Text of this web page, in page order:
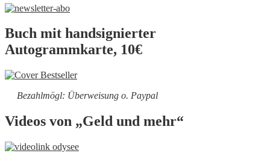
Buch mit handsignierter
Autogrammkarte, 10€
Bezahlmögl: Überweisung o. Paypal
Videos von „Geld und mehr“